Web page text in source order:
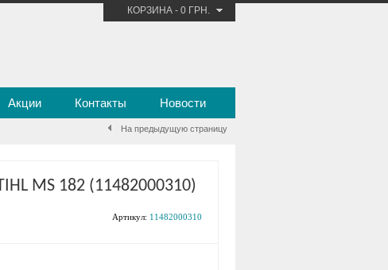
КОРЗИНА - 0 ГРН.
Акции Контакты Новости
На предыдущую страницу
MS 182 (11482000310)
Артикул: 11482000310